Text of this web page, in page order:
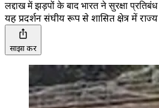
लद्दाख में झड़पों के बाद भारत ने सुरक्षा
यह प्रदर्शन संघीय रूप से शासित क्षेत्र में
साझा करें